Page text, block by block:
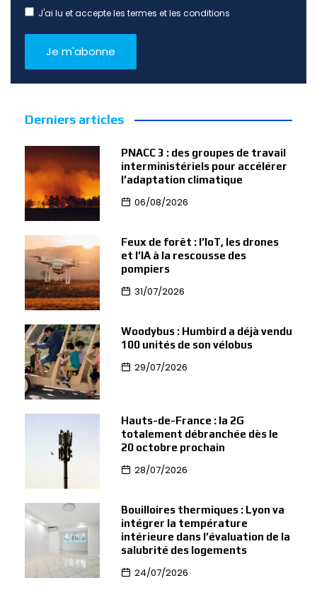
J'ai lu et accepte les termes et les conditions
Derniers articles
PNACC 3 : des groupes de travail
interministériels pour accélérer
l’adaptation climatique
06/08/2026
Feux de forêt : l’IoT, les drones
et l’IA à la rescousse des
pompiers
31/07/2026
Woodybus : Humbird a déjà vendu
100 unités de son vélobus
29/07/2026
Hauts-de-France : la 2G
totalement débranchée dès le
20 octobre prochain
28/07/2026
Bouilloires thermiques : Lyon va
intégrer la température
intérieure dans l’évaluation de la
salubrité des logements
24/07/2026